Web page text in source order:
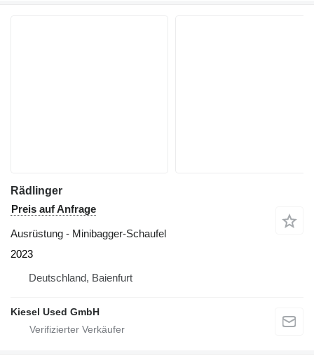
Rädlinger
Preis auf Anfrage
Ausrüstung - Minibagger-Schaufel
2023
Deutschland, Baienfurt
Kiesel Used GmbH